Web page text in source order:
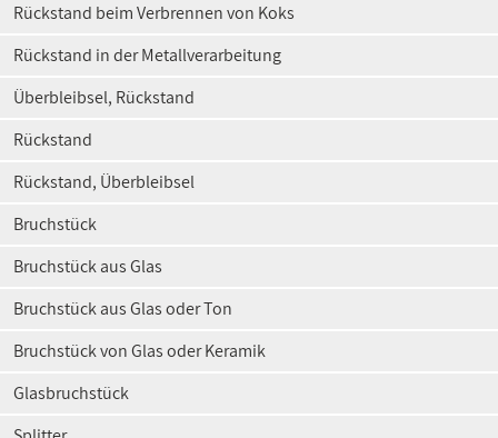
Rückstand beim Verbrennen von Koks
Rückstand in der Metallverarbeitung
Überbleibsel, Rückstand
Rückstand
Rückstand, Überbleibsel
Bruchstück
Bruchstück aus Glas
Bruchstück aus Glas oder Ton
Bruchstück von Glas oder Keramik
Glasbruchstück